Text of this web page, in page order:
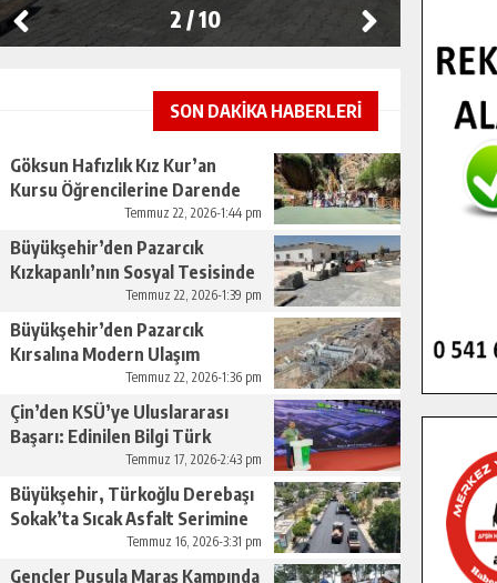
2 /10
SON DAKİKA HABERLERİ
Göksun Hafızlık Kız Kur’an
Kursu Öğrencilerine Darende
Temmuz 22, 2026-1:44 pm
Büyükşehir’den Pazarcık
Kızkapanlı’nın Sosyal Tesisinde
Çevre Düzenlemesi.Temmuz 22, 2026-1:39 pm
Büyükşehir’den Pazarcık
Kırsalına Modern Ulaşım
Temmuz 22, 2026-1:36 pm
Çin’den KSÜ’ye Uluslararası
Başarı: Edinilen Bilgi Türk
Tarımına Katkı Sağlayacak.
Temmuz 17, 2026-2:43 pm
Büyükşehir, Türkoğlu Derebaşı
Sokak’ta Sıcak Asfalt Serimine
Temmuz 16, 2026-3:31 pm
Gençler Pusula Maraş Kampında